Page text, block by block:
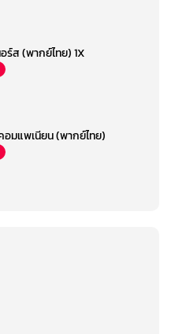
ร์ส (พากย์ไทย) 1X
มแพเนียน (พากย์ไทย)